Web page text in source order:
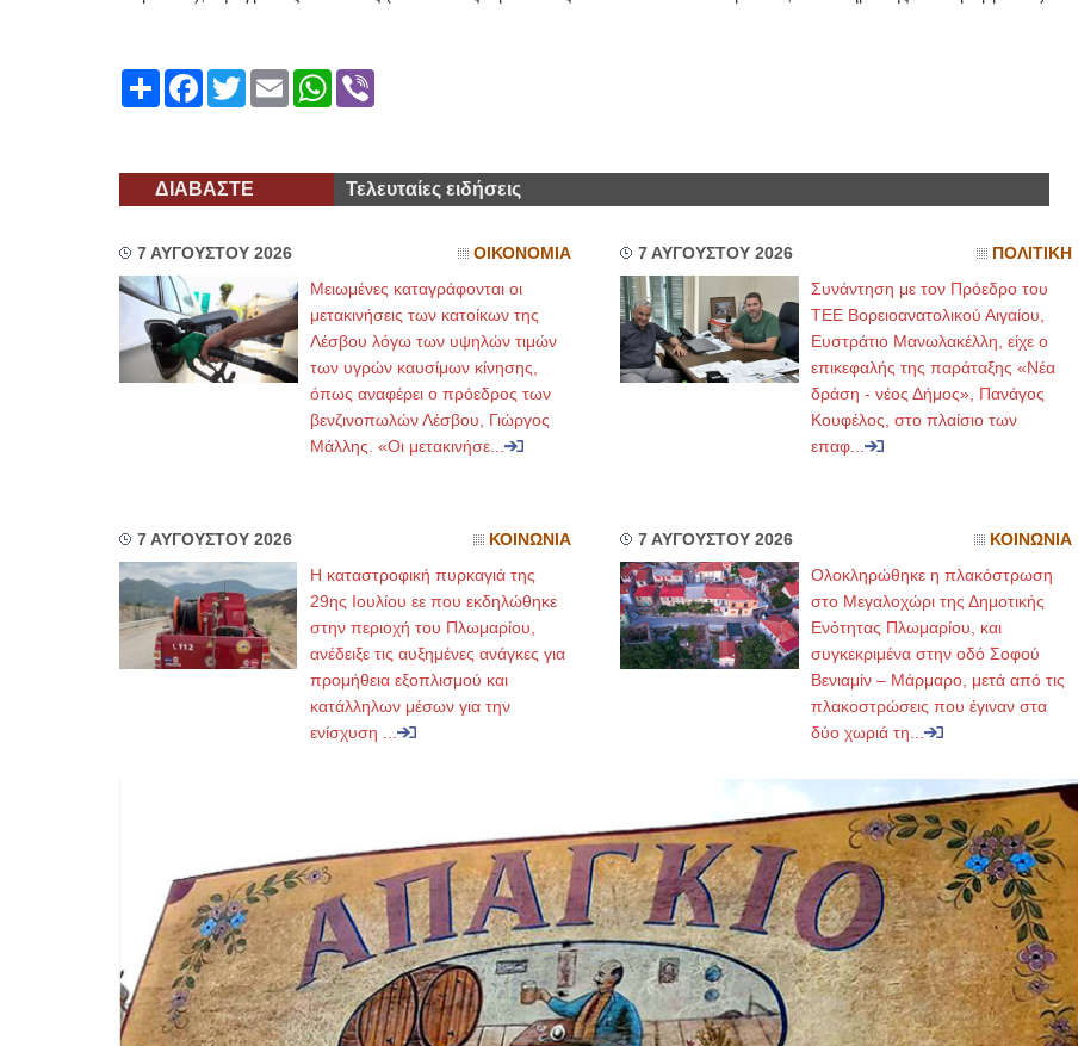
ShareFacebook
TwitterEmailWhatsApp
Viber
ΔΙΑΒΑΣΤΕ Τελευταίες ειδήσεις
7 ΑΥΓΟΥΣΤΟΥ 2026 ΟΙΚΟΝΟΜΙΑ
Μειωμένες καταγράφονται οι
μετακινήσεις των κατοίκων της
Λέσβου λόγω των υψηλών τιμών
των υγρών καυσίμων κίνησης,
όπως αναφέρει ο πρόεδρος των
βενζινοπωλών Λέσβου, Γιώργος
Μάλλης. «Οι μετακινήσε...
7 ΑΥΓΟΥΣΤΟΥ 2026 ΠΟΛΙΤΙΚΗ
Συνάντηση με τον Πρόεδρο του
ΤΕΕ Βορειοανατολικού Αιγαίου,
Ευστράτιο Μανωλακέλλη, είχε ο
επικεφαλής της παράταξης «Νέα
δράση - νέος Δήμος», Πανάγος
Κουφέλος, στο πλαίσιο των
επαφ...
7 ΑΥΓΟΥΣΤΟΥ 2026 ΚΟΙΝΩΝΙΑ
Η καταστροφική πυρκαγιά της
29ης Ιουλίου εε που εκδηλώθηκε
στην περιοχή του Πλωμαρίου,
ανέδειξε τις αυξημένες ανάγκες για
προμήθεια εξοπλισμού και
κατάλληλων μέσων για την
ενίσχυση ...
7 ΑΥΓΟΥΣΤΟΥ 2026 ΚΟΙΝΩΝΙΑ
Ολοκληρώθηκε η πλακόστρωση
στο Μεγαλοχώρι της Δημοτικής
Ενότητας Πλωμαρίου, και
συγκεκριμένα στην οδό Σοφού
Βενιαμίν – Μάρμαρο, μετά από τις
πλακοστρώσεις που έγιναν στα
δύο χωριά τη...